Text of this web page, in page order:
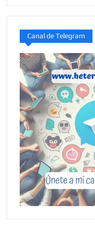
Canal de Telegram